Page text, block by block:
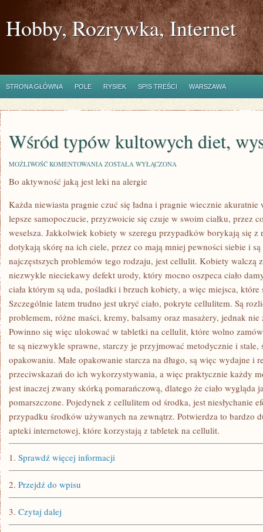
Hobby, Rozrywka, Internet
STRONA GŁÓWNA POLE RYSIEK SPIS TREŚCI WARSZAWA
Wśród typów kultowych diet,
MOŻLIWOŚĆ KOMENTOWANIA WŚRÓD
KULTOWYCH
TAKIE
ZOSTAŁA WYŁĄCZONA
Bo aktywność jaką jest leki na alergie
Każda niewiasta pragnie czuć się ładna i pragnie wiecznie
lepsze samopoczucie, przyzwoicie się czuje w swoim ciałku, przez
weselsza. Jakkolwiek kobiety w szeregu przypadków borykają się
dotykają skórę na ich ciele, przez co mają mniej pewności siebie i
najczęstszych problemów tego rodzaju, jest cellulit. Kobiety walczą
niezwykle nieciekawy defekt urody, który mocno oszpeca ciało
ciała którym są uda, pośladki i brzuch kobiety, a więc miejsca,
Szczególnie latem trudno jest ukryć ciało, pokryte cellulitem. Są
problemem, różne maści, kremy, balsamy oraz masażery, jednak nie
Powinno się więc ulokować w tabletki na cellulit, które wolno
te są niezwykle sprawne, starczy je przyjmować metodycznie i stale,
opakowaniu. Małe opakowanie starcza na długo, są więc wydajne i
przeciwskazań do ich wykorzystywania, a więc praktycznie każdy
jest inaczej zwany skórką pomarańczową, dlatego że ciało wygląda
pomarszczone. Pojedynek z cellulitem od środka, jest niesłychanie
przypadku środków używanych na zewnątrz. Potwierdza to bardzo
apteki internetowej, które korzystają z tabletek na cellulit.
1. Sprawdź więcej informacji
2. Przejdź do wpisu
3. Czytaj dalej